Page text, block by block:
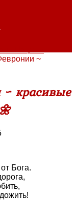
~
красивые
Бога.